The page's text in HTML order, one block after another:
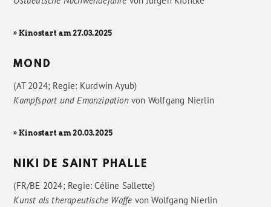
» Kinostart am 27.03.2025
MOND
(AT 2024; Regie: Kurdwin Ayub)
Kampfsport und Emanzipationvon Wolfgang Nierlin
» Kinostart am 20.03.2025
NIKI DE SAINT PHALLE
(FR/BE 2024; Regie: Céline Sallette)
Kunst als therapeutische Waffe vonWolfgang Nierlin